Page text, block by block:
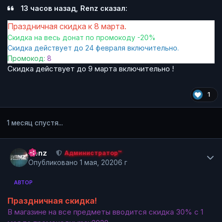
13 часов назад, Renz сказал:
Праздничная скидка к 8 марта.
Скидка на весь донат по промокоду -20%
Скидка действует до 24 февраля включительно.
Промокод: 8
Скидка действует до 9 марта включительно !
1
1 месяц спустя...
Renz Администратор™
Опубликовано 1 мая, 20206 г
АВТОР
Праздничная скидка!
В магазине на все предметы вводится скидка 30% с 1